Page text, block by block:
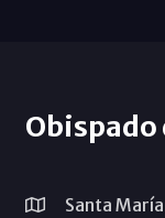
Obispado
Santa